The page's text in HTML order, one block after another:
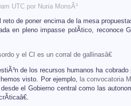
UTC por Nuria MonsÃ³
de poner encima de la mesa
en pleno impasse polÃ­tico, reconoce
y el CI es un corral de gallinasâ€
de los recursos humanos ha
visto. Por ejemplo, la convocatoria
el Gobierno central como las